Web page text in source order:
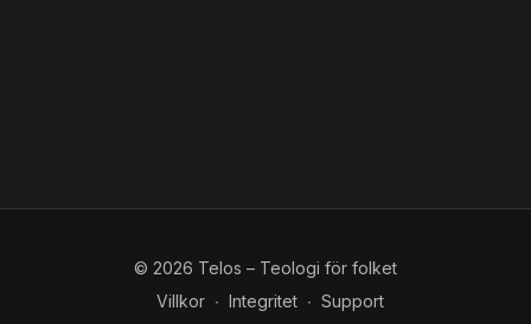
© 2026 Telos – Teologi för folket
Villkor ∙ Integritet ∙ Support